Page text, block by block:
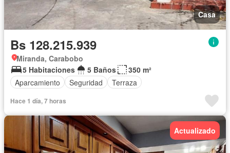
Casa
Bs 128.215.939
Miranda, Carabobo
5 Habitaciones
5 Baños
350 m²
Aparcamiento
Seguridad Terraza
Hace 1 día, 7 horas
Actualizado